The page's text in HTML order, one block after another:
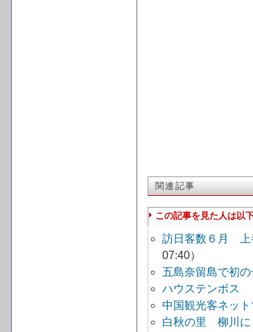
関連記事
この記事を見た人は以
訪日客数６月 上
07:40）
五島奈留島で初
ハウステンボス
中国観光客ネッ
白秋の里 柳川に